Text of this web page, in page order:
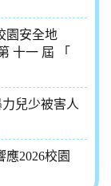
園安全地
十一 屆 「
兒少被害人
應2026校園